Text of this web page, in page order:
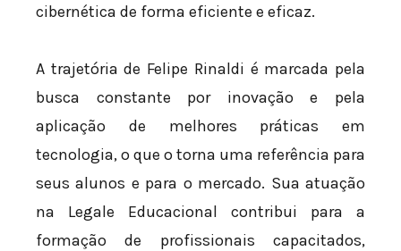
cibernética de forma eficiente e eficaz.
A trajetória de Felipe Rinaldi é marcada pela
busca constante por inovação e pela
aplicação de melhores práticas em
tecnologia, o que o torna uma referência para
seus alunos e para o mercado. Sua atuação
na Legale Educacional contribui para a
formação de profissionais capacitados,